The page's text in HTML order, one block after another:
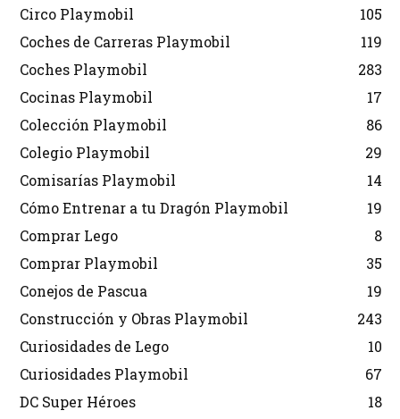
Circo Playmobil
105
Coches de Carreras Playmobil
119
Coches Playmobil
283
Cocinas Playmobil
17
Colección Playmobil
86
Colegio Playmobil
29
Comisarías Playmobil
14
Cómo Entrenar a tu Dragón Playmobil
19
Comprar Lego
8
Comprar Playmobil
35
Conejos de Pascua
19
Construcción y Obras Playmobil
243
Curiosidades de Lego
10
Curiosidades Playmobil
67
DC Super Héroes
18